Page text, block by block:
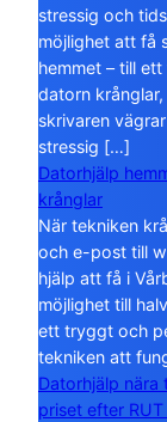
stressig och
möjlighet att få
hemmet – till
datorn
skrivaren
stressig […]
Datorhjälp
krånglar
När tekniken
och e-post till
hjälp att få i
möjlighet till
ett tryggt och
tekniken att
Datorhjälp
priset efter